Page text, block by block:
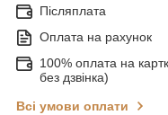
Післяплата
Оплата на рахунок
100% оплата на
без дзвінка)
Всі умови оплати